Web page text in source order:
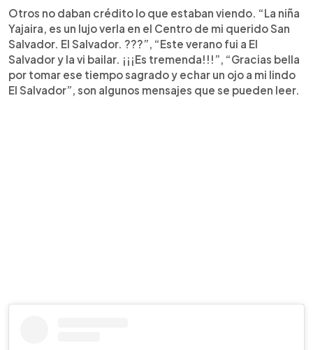
Otros no daban crédito lo que estaban viendo. “La niña
Yajaira, es un lujo verla en el Centro de mi querido San
Salvador. El Salvador. ???”, “Este verano fui a El
Salvador y la vi bailar. ¡¡¡Es tremenda!!!”, “Gracias bella
por tomar ese tiempo sagrado y echar un ojo a mi lindo
El Salvador”, son algunos mensajes que se pueden leer.